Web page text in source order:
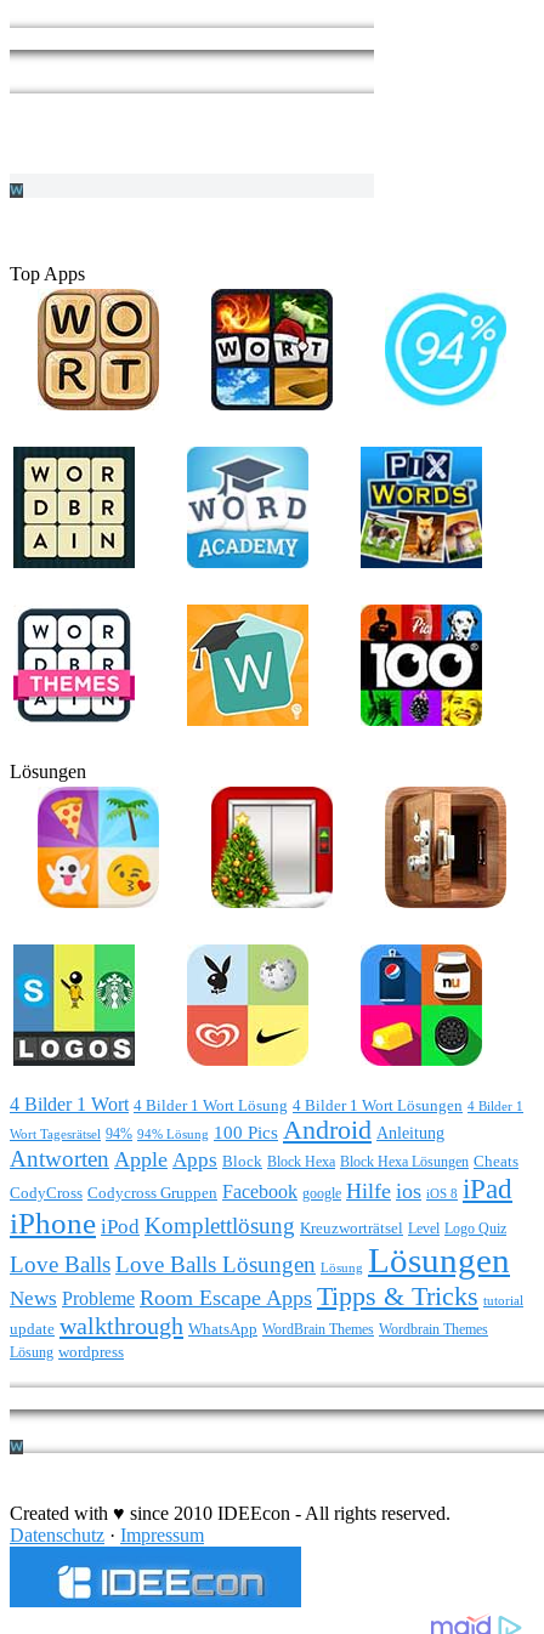
Top Apps
Lösungen
4 Bilder 1 Wort 4 Bilder 1 Wort Lösung 4 Bilder 1 Wort Lösungen 4 Bilder 1
Wort Tagesrätsel 94% 94% Lösung 100 Pics Android Anleitung
Antworten Apple Apps Block Block Hexa Block Hexa Lösungen Cheats
CodyCross Codycross Gruppen Facebook google Hilfe ios iOS 8 iPad
iPhone iPod Komplettlösung Kreuzworträtsel Level Logo Quiz
Love BallsLove Balls Lösungen Lösung Lösungen
News Probleme Room Escape Apps Tipps & Tricks tutorial
update walkthrough WhatsApp WordBrain Themes Wordbrain Themes
Lösung wordpress
Created with ♥ since 2010 IDEEcon - All rights reserved.
Datenschutz · Impressum